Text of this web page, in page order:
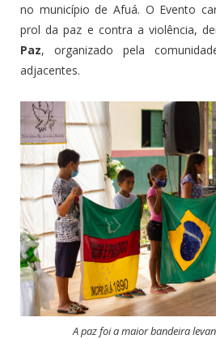
no município de Afuá. O Evento
prol da paz e contra a violência,
Paz, organizado pela
adjacentes.
A paz foi a maior bandeira